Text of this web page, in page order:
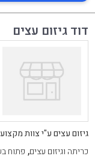
דוד גיזום עצים
גיזום עצים ע"י צוות
כריתה וגיזום עצים, פתוח